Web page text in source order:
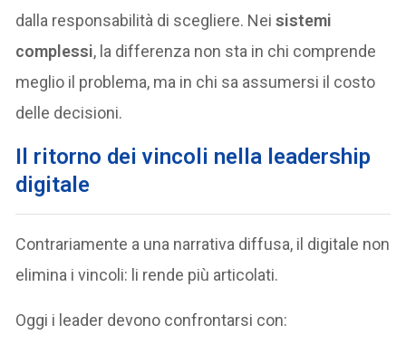
dalla responsabilità di scegliere. Neisistemi
complessi, la differenza non sta in chi comprende
meglio il problema, ma in chi sa assumersi il costo
delle decisioni.
Il ritorno dei vincoli nella leadership
digitale
Contrariamente a una narrativa diffusa, il digitale non
elimina i vincoli: li rende più articolati.
Oggi i leader devono confrontarsi con: